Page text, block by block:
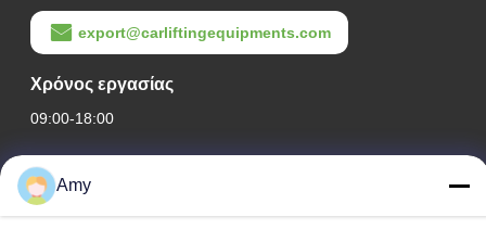
export@carliftingequipments.com
Χρόνος εργασίας
09:00-18:00
Η διεύθυνσή μας
Διεύθυνση Εταιρείας
Amy